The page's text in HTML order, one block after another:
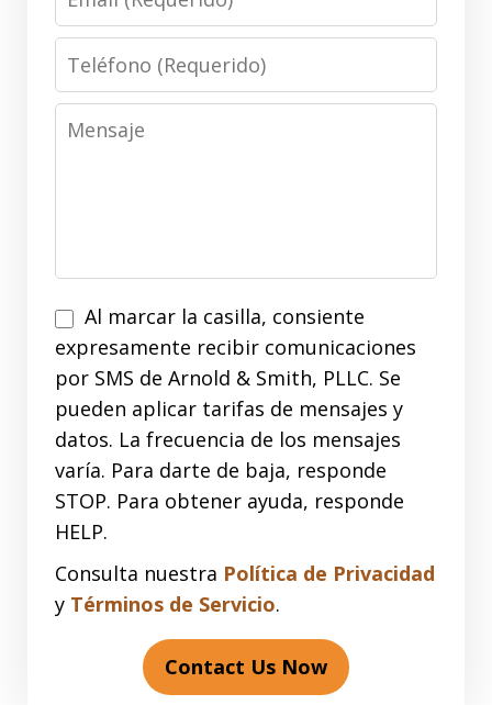
Phone
Message
Al marcar la casilla, consiente
expresamente recibir comunicaciones
por SMS de Arnold & Smith, PLLC. Se
pueden aplicar tarifas de mensajes y
datos. La frecuencia de los mensajes
varía. Para darte de baja, responde
STOP. Para obtener ayuda, responde
HELP.
Consulta nuestra Política de Privacidad
y Términos de Servicio.
Contact Us Now